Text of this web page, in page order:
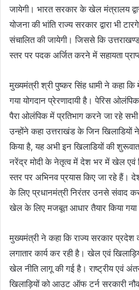
जायेगी। भारत सरकार के खेल मंत्रालय
योजना की भांति राज्य सरकार द्वारा भी
संचालित की जायेगी। जिससे कि उत्तराखण्ड
स्तर पर पदक अर्जित करने में सहायता
मुख्यमंत्री श्री पुष्कर सिंह धामी ने कहा
गया योगदान प्रेरणादायी है। पेरिस
पैरा ओलंपिक में प्रतिभाग करने जा रहे सभी
उन्होंने कहा उत्तराखंड के जिन
किया है, यह अभी इन खिलाडियों की
नरेंद्र मोदी के नेतृत्व में देश भर में खेल एवं
स्तर पर अभिनव प्रयास किए जा रहे हैं।
के लिए प्रधानमंत्री निरंतर उनसे संवाद
खेल के लिए मजबूत आधार तैयार किया गया
मुख्यमंत्री ने कहा कि राज्य सरकार
लगातार कार्य कर रही है। खेल एवं
खेल नीति लागू की गई है। राष्ट्रीय एवं
खिलाड़ियों को आउट ऑफ टर्न सरकारी